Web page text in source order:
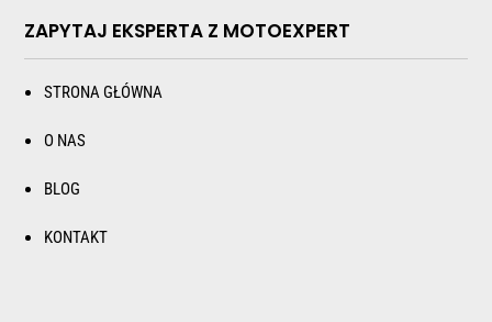
ZAPYTAJ EKSPERTA Z MOTOEXPERT
STRONA GŁÓWNA
O NAS
BLOG
KONTAKT